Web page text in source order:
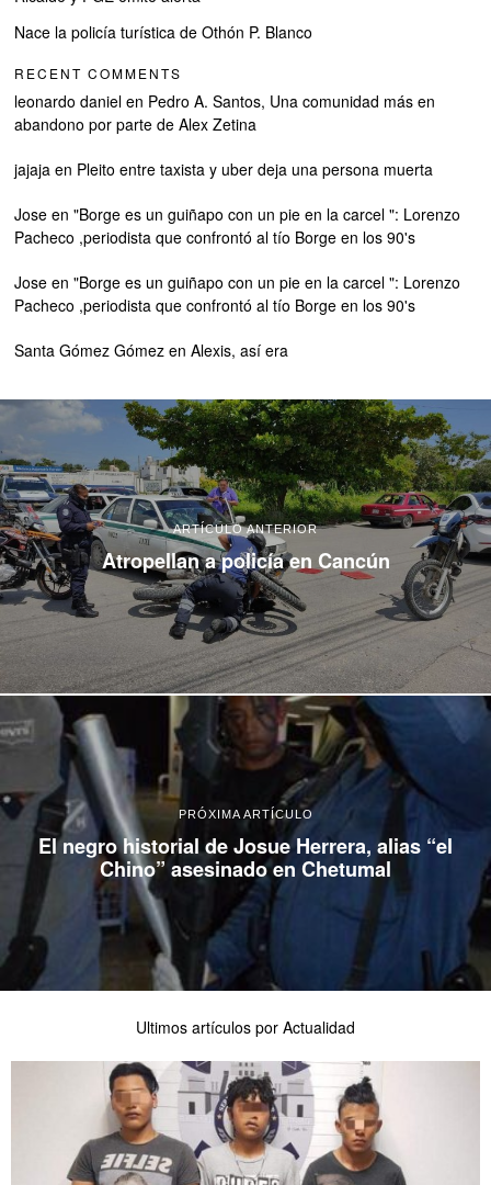
Nace la policía turística de Othón P. Blanco
RECENT COMMENTS
leonardo daniel en Pedro A. Santos, Una comunidad más en
abandono por parte de Alex Zetina
jajaja en Pleito entre taxista y uber deja una persona muerta
Jose en"Borge es un guiñapo con un pie en la carcel ": Lorenzo
Pacheco ,periodista que confrontó al tío Borge en los 90's
Jose en"Borge es un guiñapo con un pie en la carcel ": Lorenzo
Pacheco ,periodista que confrontó al tío Borge en los 90's
Santa Gómez Gómez enAlexis, así era
ARTÍCULO ANTERIOR
Atropellan a policía en Cancún
PRÓXIMA ARTÍCULO
El negro historial de Josue Herrera, alias “el
Chino” asesinado en Chetumal
Ultimos artículos por Actualidad